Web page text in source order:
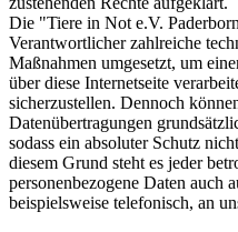
Die "Tiere in Not e.V.
Verantwortlicher zahlreiche
Maßnahmen umgesetzt, um
über diese Internetseite
sicherzustellen. Dennoch
Datenübertragungen
sodass ein absoluter Schutz
diesem Grund steht es jeder
personenbezogene Daten auch
beispielsweise telefonisch, an